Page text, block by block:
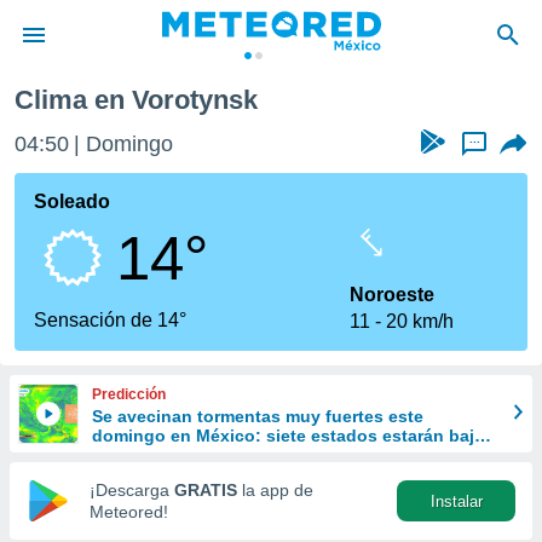
de
ha sido
calidad.
a este
las
y
forma
digital
basada
Clima en Vorotynsk
04:50 Domingo ...
Soleado
14°
Sensación de 14°
Noroeste
11
20 km/h
Predicción
Se avecinan tormentas muy fuertes este
domingo en México: siete estados estarán bajo
¡Descarga GRATIS la app de
Meteored!
Instalar